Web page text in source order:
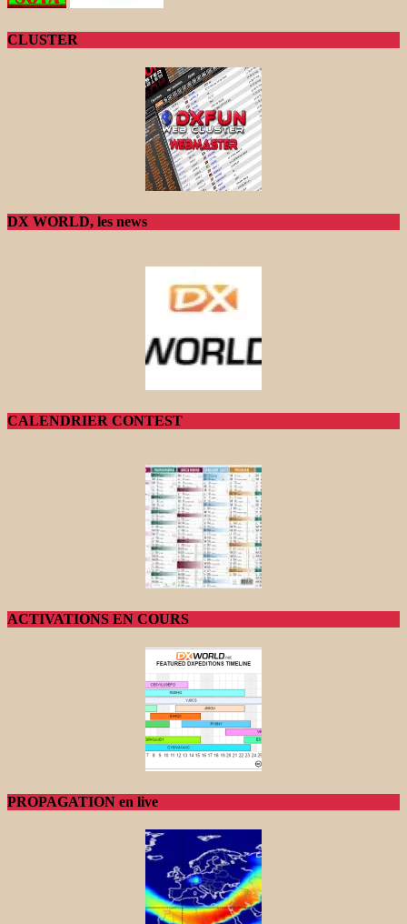
CLUSTER
DX WORLD, les news
CALENDRIER CONTEST
ACTIVATIONS EN COURS
PROPAGATION en live